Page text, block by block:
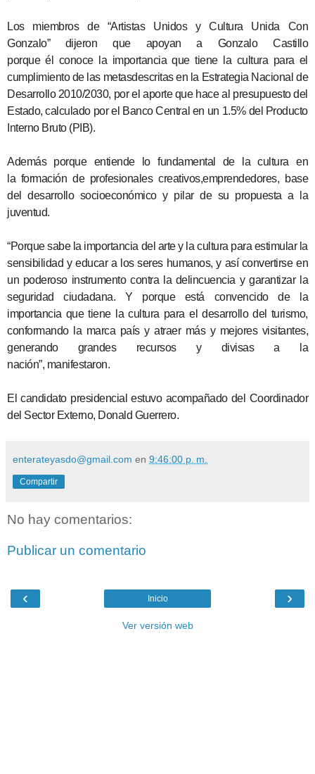
Los miembros de “Artistas Unidos y Cultura Unida Con
Gonzalo” dijeron que apoyan a Gonzalo Castillo
porque él conoce la importancia que tiene la cultura para el
cumplimiento de las metasdescritas en la Estrategia Nacional de
Desarrollo 2010/2030, por el aporte que hace al presupuesto del
Estado, calculado por el Banco Central en un 1.5% del Producto
Interno Bruto (PIB).
Además porque entiende lo fundamental de la cultura en
la formación de profesionales creativos,emprendedores, base
del desarrollo socioeconómico y pilar de su propuesta a la
juventud.
“Porque sabe la importancia del arte y la cultura para estimular la
sensibilidad y educar a los seres humanos, y así convertirse en
un poderoso instrumento contra la delincuencia y garantizar la
seguridad ciudadana. Y porque está convencido de la
importancia que tiene la cultura para el desarrollo del turismo,
conformando la marca país y atraer más y mejores visitantes,
generando grandes recursos y divisas a la
nación”, manifestaron.
El candidato presidencial estuvo acompañado del Coordinador
del Sector Externo, Donald Guerrero.
enterateyasdo@gmail.com en 9:46:00 p. m.
Compartir
No hay comentarios:
Publicar un comentario
‹ ›
Inicio
Ver versión web